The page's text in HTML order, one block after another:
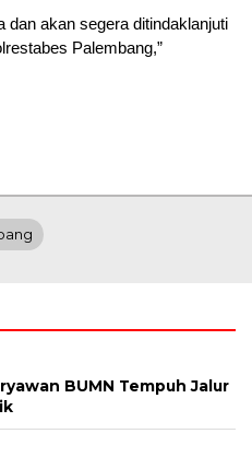
dan akan segera ditindaklanjuti
Palembang,”
BUMN Tempuh Jalur